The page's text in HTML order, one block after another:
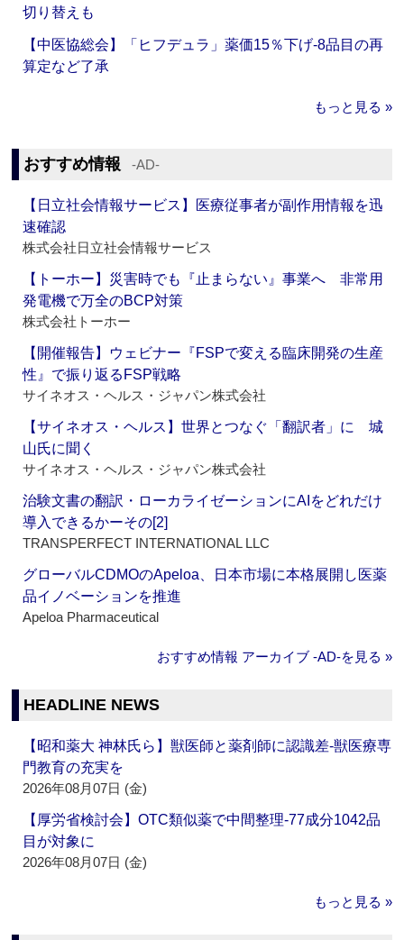
切り替えも
【中医協総会】「ヒフデュラ」薬価15％下げ‐8品目の再
算定など了承
もっと見る »
おすすめ情報 ‐AD‐
【日立社会情報サービス】医療従事者が副作用情報を迅
速確認
株式会社日立社会情報サービス
【トーホー】災害時でも『止まらない』事業へ 非常用
発電機で万全のBCP対策
株式会社トーホー
【開催報告】ウェビナー『FSPで変える臨床開発の生産
性』で振り返るFSP戦略
サイネオス・ヘルス・ジャパン株式会社
【サイネオス・ヘルス】世界とつなぐ「翻訳者」に 城
山氏に聞く
サイネオス・ヘルス・ジャパン株式会社
治験文書の翻訳・ローカライゼーションにAIをどれだけ
導入できるかーその[2]
TRANSPERFECT INTERNATIONAL LLC
グローバルCDMOのApeloa、日本市場に本格展開し医薬
品イノベーションを推進
Apeloa Pharmaceutical
おすすめ情報 アーカイブ ‐AD‐を見る »
HEADLINE NEWS
【昭和薬大 神林氏ら】獣医師と薬剤師に認識差‐獣医療専
門教育の充実を
2026年08月07日 (金)
【厚労省検討会】OTC類似薬で中間整理‐77成分1042品
目が対象に
2026年08月07日 (金)
もっと見る »